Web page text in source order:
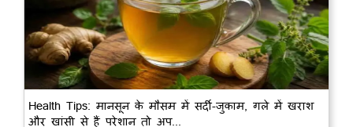
Health Tips: मानसून के मौसम में सर्दी-जुकाम, गले में खराश
और खांसी से हैं परेशान तो अप...